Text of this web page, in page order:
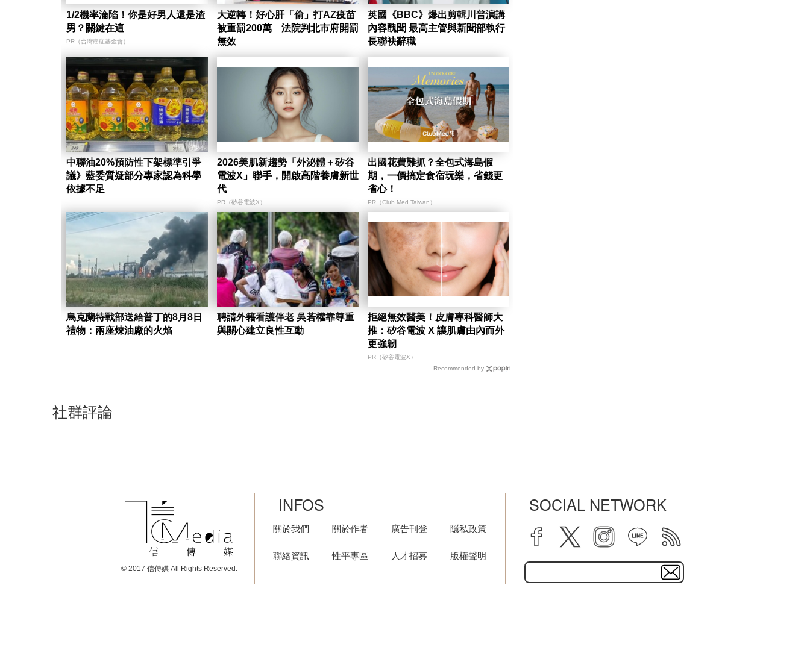
1/2機率淪陷！你是好男人還是渣
男？關鍵在這
PR（台灣癌症基金會）
大逆轉！好心肝「偷」打AZ疫苗
被重罰200萬 法院判北市府開罰
無效
英國《BBC》爆出剪輯川普演講
內容醜聞 最高主管與新聞部執行
長聯袂辭職
中聯油20%預防性下架標準引爭
議》藍委質疑部分專家認為科學
依據不足
2026美肌新趨勢「外泌體＋矽谷
電波X」聯手，開啟高階養膚新世
代
PR（矽谷電波X）
出國花費難抓？全包式海島假
期，一價搞定食宿玩樂，省錢更
省心！
PR（Club Med Taiwan）
烏克蘭特戰部送給普丁的8月8日
禮物：兩座煉油廠的火焰
聘請外籍看護伴老 吳若權靠尊重
與關心建立良性互動
拒絕無效醫美！皮膚專科醫師大
推：矽谷電波 X 讓肌膚由內而外
更強韌
PR（矽谷電波X）
Recommended by
社群評論
© 2017 信傳媒 All Rights Reserved.
INFOS
關於我們
聯絡資訊
關於作者
性平專區
廣告刊登
人才招募
隱私政策
版權聲明
SOCIAL NETWORK
facebook twitter instagram